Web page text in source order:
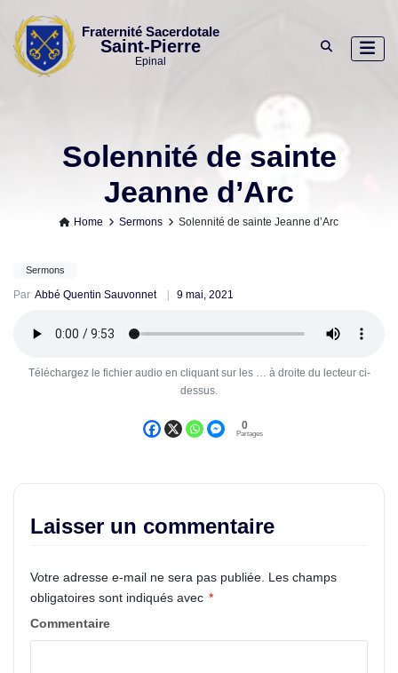
content
Fraternité Sacerdotale
Saint-Pierre
Epinal
Solennité de sainte
Jeanne d’Arc
Home Sermons Solennité de sainte Jeanne d’Arc
Sermons
Par Abbé Quentin Sauvonnet 9 mai, 2021
Téléchargez le fichier audio en cliquant sur les … à droite du lecteur ci-
dessus.
0
Partages
Laisser un commentaire
Votre adresse e-mail ne sera pas publiée.
Les champs
obligatoires sont indiqués avec *
Commentaire